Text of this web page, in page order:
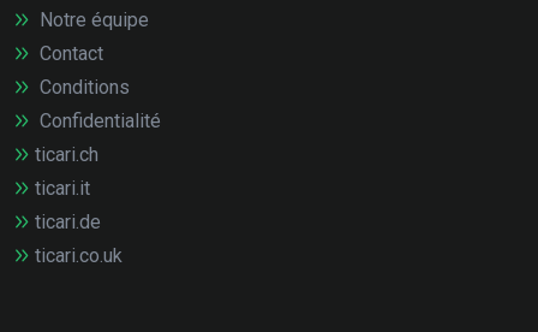
Notre équipe
Contact
Conditions
Confidentialité
ticari.ch
ticari.it
ticari.de
ticari.co.uk